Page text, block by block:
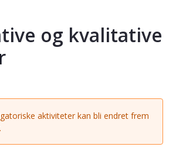
og kvalitative
og kvalitative
aktiviteter kan bli endret frem